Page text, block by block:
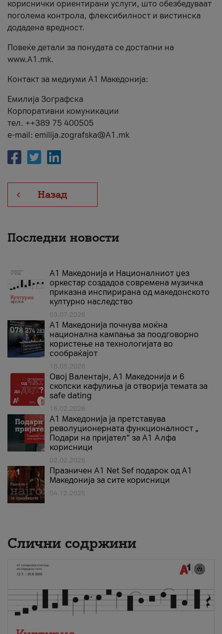
кориснички ориентирани услуги, што обезбедуваат
поголема контрола, флексибилност и вистинска
додадена вредност.
Повеќе детали за понудата се достапни на
www.А1.mk.
Контакт за медиуми А1 Македонија:
Емилија Зографска
Корпоративни комуникации
тел. ++389 75 400505
e-mail: emilija.zografska@A1.mk
Назад
Последни новости
А1 Македонија и Националниот џез
оркестар создадоа современа музичка
приказна инспирирана од македонското
културно наследство
03.07.2026
A1 Македонија почнува моќна
национална кампања за поодговорно
користење на технологијата во
сообраќајот
18.05.2026
Овој Валентајн, A1 Македонија и 6
скопски кафулиња ја отворија темата за
safe dating
16.02.2026
А1 Македонија ја претставува
револуционерната функционалност „
Подари на пријател“ за А1 Алфа
корисници
02.02.2026
Празничен A1 Net Sеf подарок од А1
Македонија за сите корисници
04.12.2025
Слични содржини